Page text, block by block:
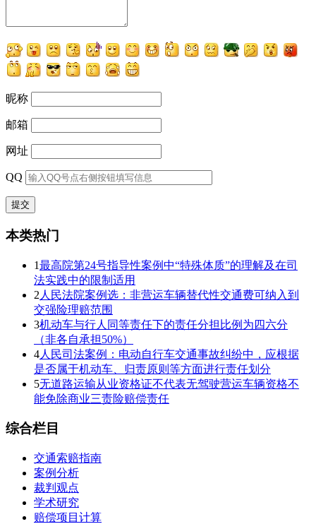
昵称
邮箱
网址
QQ
本类热门
1最高院第24号指导性案例中“特殊体质”的理解及在司
法实践中的限制适用
2 人民法院案例选：非营运车辆替代性交通费可纳入到
交强险理赔范围
3机动车与行人同等责任下的责任分担比例为四六分
（非各自承担50%）
4人民司法案例：电动自行车交通事故纠纷中，应根据
是否属于机动车、归责原则等方面进行责任划分
5无道路运输从业资格证不代表无驾驶营运车辆资格不
能免除商业三责险赔偿责任
综合栏目
交通索赔指南
案例分析
裁判观点
学术研究
赔偿项目计算